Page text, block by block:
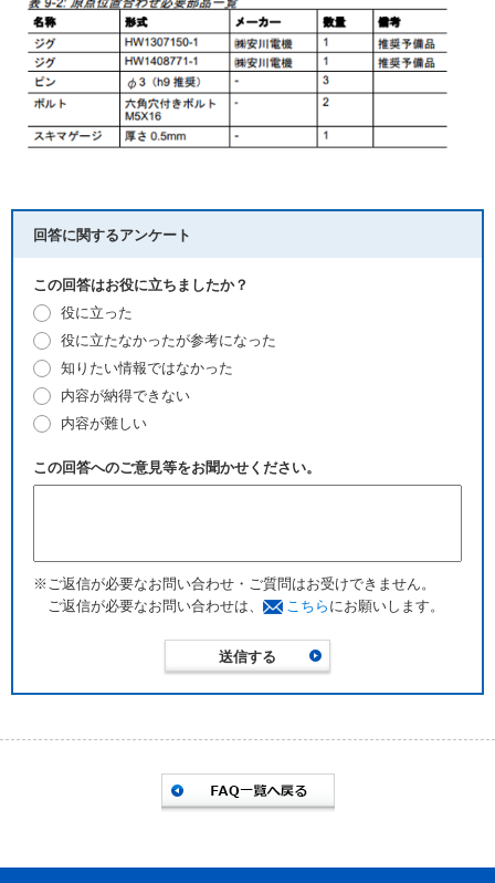
回答に関するアンケート
この回答はお役に立ちましたか？
役に立った
役に立たなかったが参考になった
知りたい情報ではなかった
内容が納得できない
内容が難しい
この回答へのご意見等をお聞かせください。
※ご返信が必要なお問い合わせ・ご質問はお受けできません。
ご返信が必要なお問い合わせは、
こちら にお願いします。